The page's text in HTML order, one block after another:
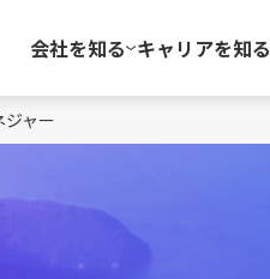
会社を知る キャリアを知る
ャー